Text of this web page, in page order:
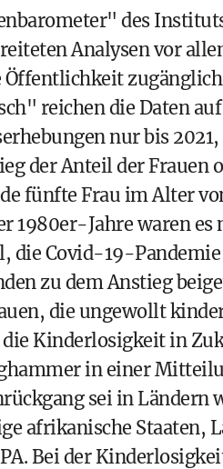
des
Analysen vor
reichen die Daten
nur bis
der Anteil der Frauen
fünfte Frau im Alter
1980er-Jahre waren es
die Covid-19-
zu dem Anstieg
die ungewollt
Kinderlosigkeit in
in einer
sei in Ländern
afrikanische Staaten,
Bei der